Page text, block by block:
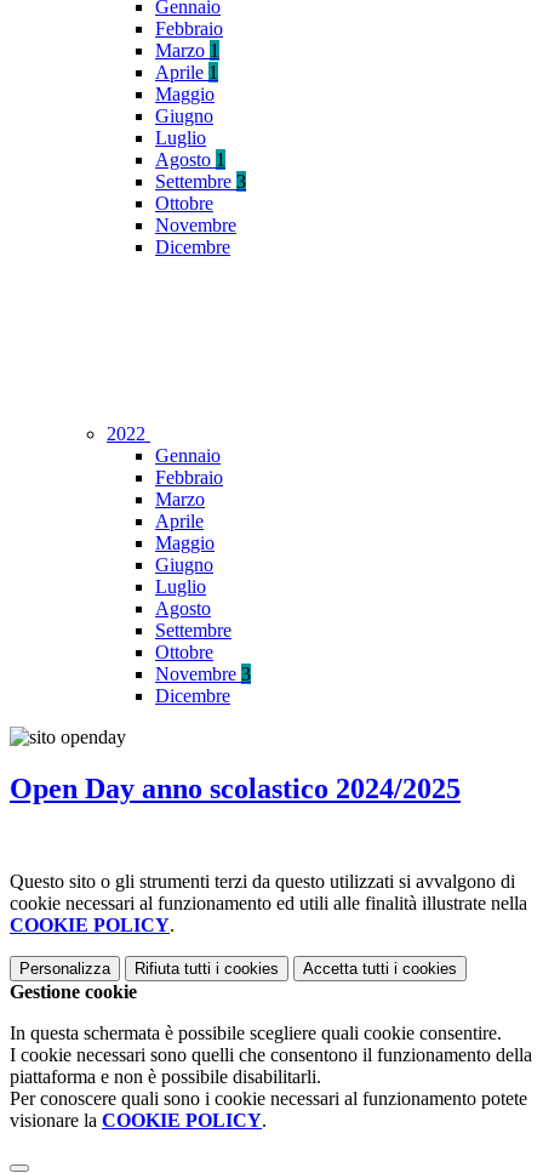
Gennaio
Febbraio
Marzo 1
Aprile 1
Maggio
Giugno
Luglio
Agosto 1
Settembre 3
Ottobre
Novembre
Dicembre
2022
Gennaio
Febbraio
Marzo
Aprile
Maggio
Giugno
Luglio
Agosto
Settembre
Ottobre
Novembre 3
Dicembre
Open Day anno scolastico 2024/2025
Questo sito o gli strumenti terzi da questo utilizzati si avvalgono di
cookie necessari al funzionamento ed utili alle finalità illustrate nella
COOKIE POLICY.
Personalizza Rifiuta tutti i cookies Accetta tutti i cookies
Gestione cookie
In questa schermata è possibile scegliere quali cookie consentire.
I cookie necessari sono quelli che consentono il funzionamento della
piattaforma e non è possibile disabilitarli.
Per conoscere quali sono i cookie necessari al funzionamento potete
visionare la COOKIE POLICY.